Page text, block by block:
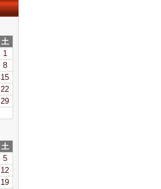
土
1
8
15
22
29
土
5
12
19